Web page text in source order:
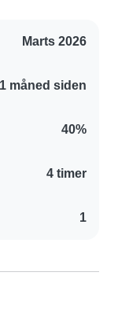
Marts 2026
måned siden
40%
4 timer
1